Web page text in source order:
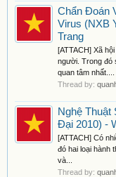
Chẩn Đoán
Virus (NXB
Trang
[ATTACH] Xã
người. Trong đó
quan tâm nhất....
Thread by:
Nghệ Thuật
Đại 2010) -
[ATTACH] Có
đó hai loại hành
và...
Thread by: